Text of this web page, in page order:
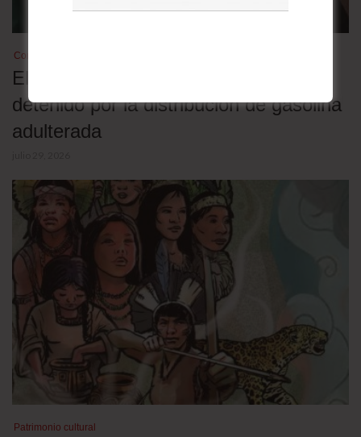
Combustibles
El exministro de Hidrocarburos es
detenido por la distribución de gasolina
adulterada
Patrimonio cultural